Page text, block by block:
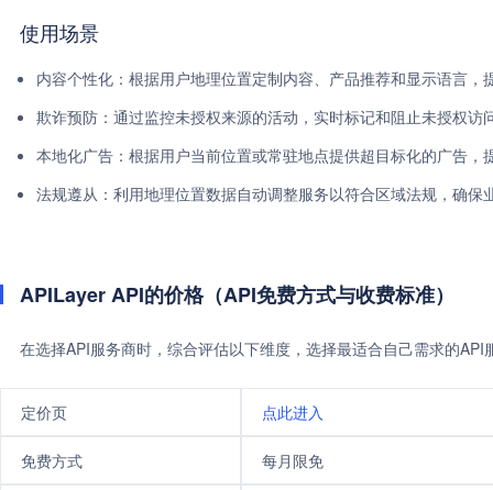
使用场景
内容个性化：根据用户地理位置定制内容、产品推荐和显示语言，
欺诈预防：通过监控未授权来源的活动，实时标记和阻止未授权访
本地化广告：根据用户当前位置或常驻地点提供超目标化的广告，
法规遵从：利用地理位置数据自动调整服务以符合区域法规，确保
APILayer API的价格（API免费方式与收费标准）
在选择API服务商时，综合评估以下维度，选择最适合自己需求的
定价页 点此进入
免费方式 每月限免